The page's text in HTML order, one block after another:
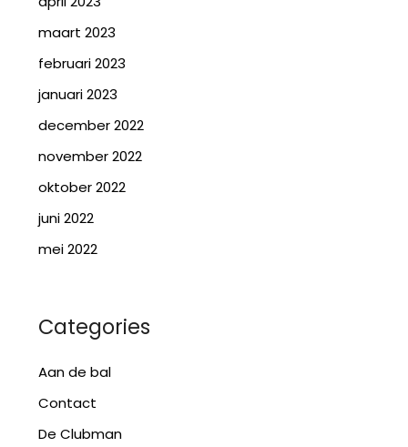
maart 2023
februari 2023
januari 2023
december 2022
november 2022
oktober 2022
juni 2022
mei 2022
Categories
Aan de bal
Contact
De Clubman